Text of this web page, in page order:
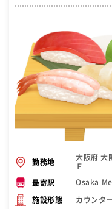
勤務地
大阪府 大
Ｆ
最寄駅 Osaka
施設形態 カウンタ